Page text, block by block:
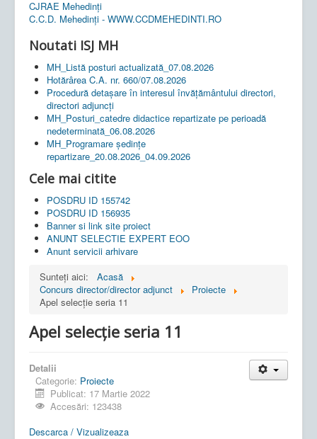
CJRAE Mehedinți
C.C.D. Mehedinţi - WWW.CCDMEHEDINTI.RO
Noutati ISJ MH
MH_Listă posturi actualizată_07.08.2026
Hotărârea C.A. nr. 660/07.08.2026
Procedură detașare în interesul învățământului directori,
directori adjuncți
MH_Posturi_catedre didactice repartizate pe perioadă
nedeterminată_06.08.2026
MH_Programare ședințe
repartizare_20.08.2026_04.09.2026
Cele mai citite
POSDRU ID 155742
POSDRU ID 156935
Banner si link site proiect
ANUNT SELECTIE EXPERT EOO
Anunt servicii arhivare
Sunteți aici:
Acasă
Concurs director/director adjunct
Proiecte
Apel selecție seria 11
Apel selecție seria 11
Detalii
Categorie: Proiecte
Publicat: 17 Martie 2022
Accesări: 123438
Descarca / Vizualizeaza